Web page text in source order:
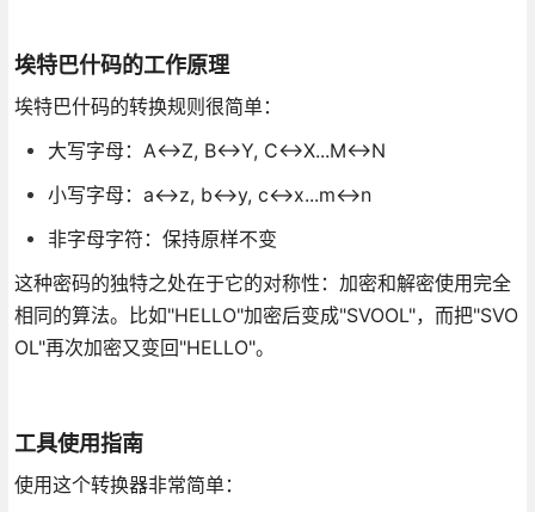
埃特巴什码的工作原理
埃特巴什码的转换规则很简单：
大写字母：A↔Z, B↔Y, C↔X...M↔N
小写字母：a↔z, b↔y, c↔x...m↔n
非字母字符：保持原样不变
这种密码的独特之处在于它的对称性：加密和解密使用完全
相同的算法。比如"HELLO"加密后变成"SVOOL"，而把"SVO
OL"再次加密又变回"HELLO"。
工具使用指南
使用这个转换器非常简单：